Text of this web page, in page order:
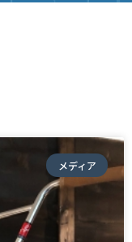
メディア